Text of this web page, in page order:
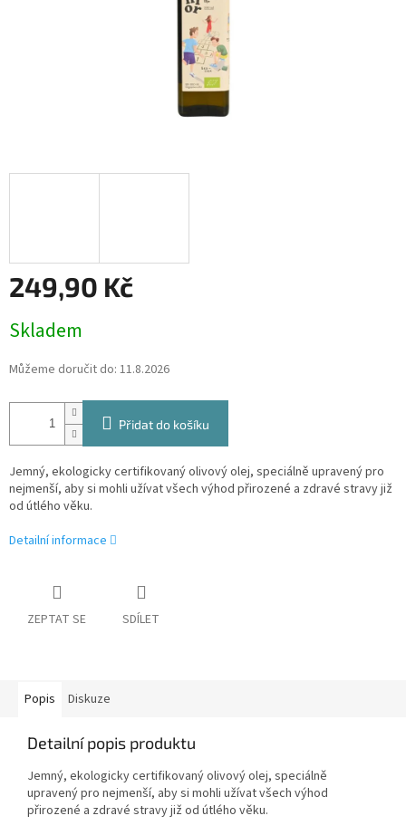
249,90 Kč
cena:
Skladem
Můžeme doručit do: 11.8.2026
Přidat do košíku
Jemný, ekologicky certifikovaný olivový olej, speciálně upravený pro
nejmenší, aby si mohli užívat všech výhod přirozené a zdravé stravy již
od útlého věku.
Detailní informace
ZEPTAT SE SDÍLET
Popis Diskuze
Detailní popis produktu
Jemný, ekologicky certifikovaný olivový olej, speciálně
upravený pro nejmenší, aby si mohli užívat všech výhod
přirozené a zdravé stravy již od útlého věku.